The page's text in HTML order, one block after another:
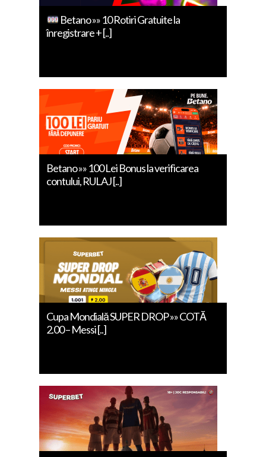
Betano »» 10 Rotiri Gratuite la
înregistrare + [..]
Betano »» 100 Lei Bonus la verificarea
contului, RULAJ [..]
Cupa Mondială SUPER DROP »» COTĂ
2.00 – Messi [..]